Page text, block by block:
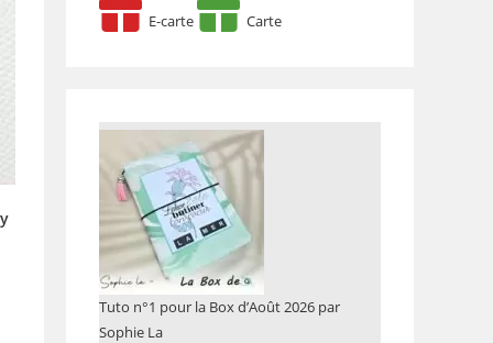
E-carte Carte
Tuto n°1 pour la Box d’Août 2026 par
Sophie La